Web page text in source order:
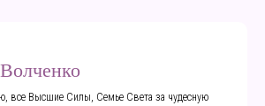
все Высшие Силы, Семье Света за чудесную